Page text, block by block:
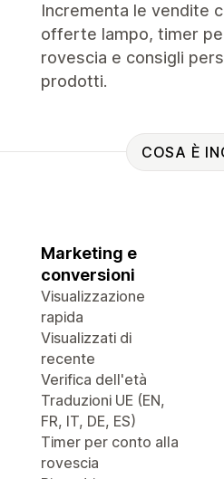
Incrementa le vendite
offerte lampo, timer
rovescia e consigli
prodotti.
COSA È
Marketing e
conversioni
Visualizzazione
rapida
Visualizzati di
recente
Verifica dell'età
Traduzioni UE (EN,
FR, IT, DE, ES)
Timer per conto alla
rovescia